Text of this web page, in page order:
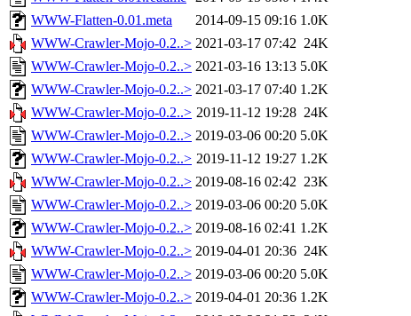
WWW-Flatten-0.01.meta
2014-09-15 09:16 1.0K
WWW-Crawler-Mojo-0.2..> 2021-03-17 07:42 24K
WWW-Crawler-Mojo-0.2..> 2021-03-16 13:13 5.0K
WWW-Crawler-Mojo-0.2..> 2021-03-17 07:40 1.2K
WWW-Crawler-Mojo-0.2..> 2019-11-12 19:28 24K
WWW-Crawler-Mojo-0.2..> 2019-03-06 00:20 5.0K
WWW-Crawler-Mojo-0.2..> 2019-11-12 19:27 1.2K
WWW-Crawler-Mojo-0.2..> 2019-08-16 02:42 23K
WWW-Crawler-Mojo-0.2..> 2019-03-06 00:20 5.0K
WWW-Crawler-Mojo-0.2..> 2019-08-16 02:41 1.2K
WWW-Crawler-Mojo-0.2..> 2019-04-01 20:36 24K
WWW-Crawler-Mojo-0.2..> 2019-03-06 00:20 5.0K
WWW-Crawler-Mojo-0.2..> 2019-04-01 20:36 1.2K